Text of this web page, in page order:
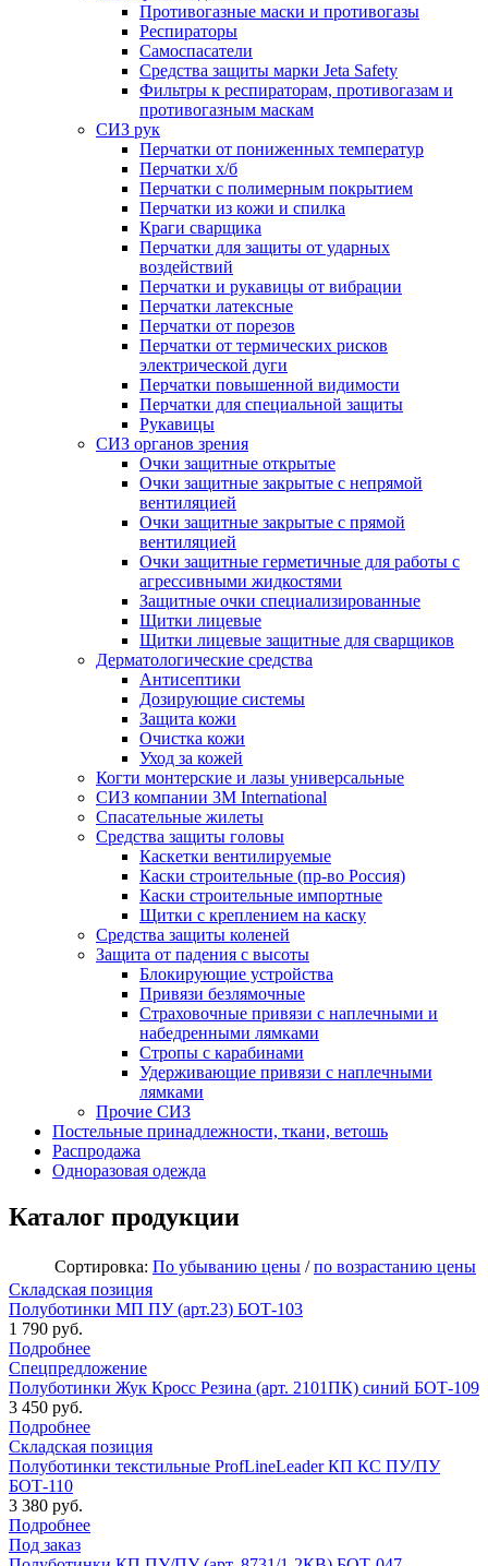
Противогазные маски и противогазы
Респираторы
Самоспасатели
Средства защиты марки Jeta Safety
Фильтры к респираторам, противогазам и
противогазным маскам
СИЗ рук
Перчатки от пониженных температур
Перчатки х/б
Перчатки с полимерным покрытием
Перчатки из кожи и спилка
Краги сварщика
Перчатки для защиты от ударных
воздействий
Перчатки и рукавицы от вибрации
Перчатки латексные
Перчатки от порезов
Перчатки от термических рисков
электрической дуги
Перчатки повышенной видимости
Перчатки для специальной защиты
Рукавицы
СИЗ органов зрения
Очки защитные открытые
Очки защитные закрытые с непрямой
вентиляцией
Очки защитные закрытые с прямой
вентиляцией
Очки защитные герметичные для работы с
агрессивными жидкостями
Защитные очки специализированные
Щитки лицевые
Щитки лицевые защитные для сварщиков
Дерматологические средства
Антисептики
Дозирующие системы
Защита кожи
Очистка кожи
Уход за кожей
Когти монтерские и лазы универсальные
СИЗ компании 3М International
Спасательные жилеты
Средства защиты головы
Каскетки вентилируемые
Каски строительные (пр-во Россия)
Каски строительные импортные
Щитки с креплением на каску
Средства защиты коленей
Защита от падения с высоты
Блокирующие устройства
Привязи безлямочные
Страховочные привязи с наплечными и
набедренными лямками
Стропы с карабинами
Удерживающие привязи с наплечными
лямками
Прочие СИЗ
Постельные принадлежности, ткани, ветошь
Распродажа
Одноразовая одежда
Каталог продукции
Сортировка: По убыванию цены /по возрастанию цены
Складская позиция
Полуботинки МП ПУ (арт.23) БОТ-103
1 790 руб.
Подробнее
Спецпредложение
Полуботинки Жук Кросс Резина (арт. 2101ПК) синий БОТ-109
3 450 руб.
Подробнее
Складская позиция
Полуботинки текстильные ProfLineLeader КП КС ПУ/ПУ
БОТ-110
3 380 руб.
Подробнее
Под заказ